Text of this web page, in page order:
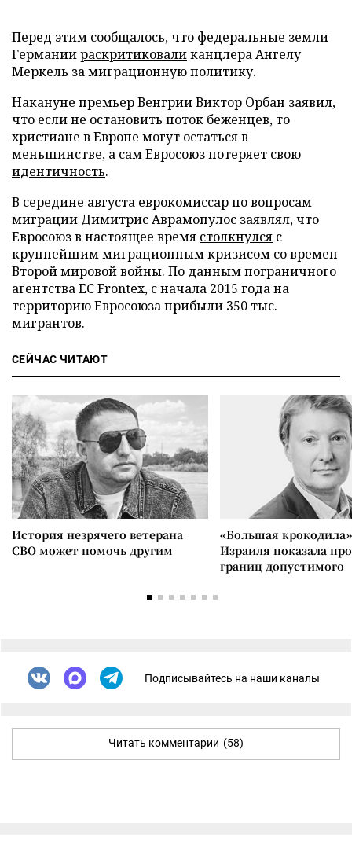
Перед этим сообщалось, что федеральные земли
Германиираскритиковаликанцлера Ангелу
Меркель за миграционную политику.
Накануне премьер Венгрии Виктор Орбан заявил,
что если не остановить поток беженцев, то
христиане в Европе могут остаться в
меньшинстве, а сам Евросоюзпотеряет свою
идентичность.
В середине августа еврокомиссар по вопросам
миграции Димитрис Аврамопулос заявлял, что
Евросоюз в настоящее время столкнулся с
крупнейшим миграционным кризисом со времен
Второй мировой войны. По данным пограничного
агентства ЕС Frontex, с начала 2015 года на
территорию Евросоюза прибыли 350 тыс.
мигрантов.
СЕЙЧАС ЧИТАЮТ
История незрячего ветерана
СВО может помочь другим
«Большая
Израиля показала
границ допустимого
Подписывайтесь на наши каналы
Читать комментарии (58)